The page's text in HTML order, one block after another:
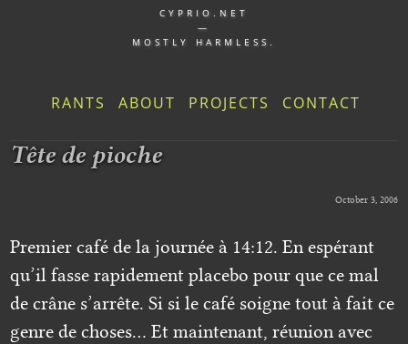
CYPRIO.NET
—
MOSTLY HARMLESS.
RANTS ABOUT PROJECTS CONTACT
Tête de pioche
October 3, 2006
Premier café de la journée à 14:12. En espérant
qu’il fasse rapidement placebo pour que ce mal
de crâne s’arrête. Si si le café soigne tout à fait ce
genre de choses… Et maintenant, réunion avec